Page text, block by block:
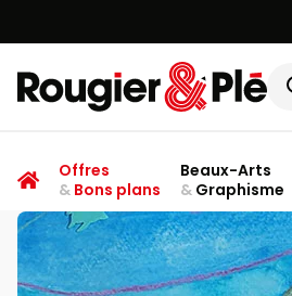
Rougier & Plé
Offres
&Bons plans
Beaux-Arts
&Graphisme